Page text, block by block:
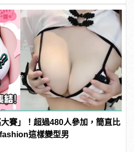
賽」！超過480人參加，簡直比
這樣變型男